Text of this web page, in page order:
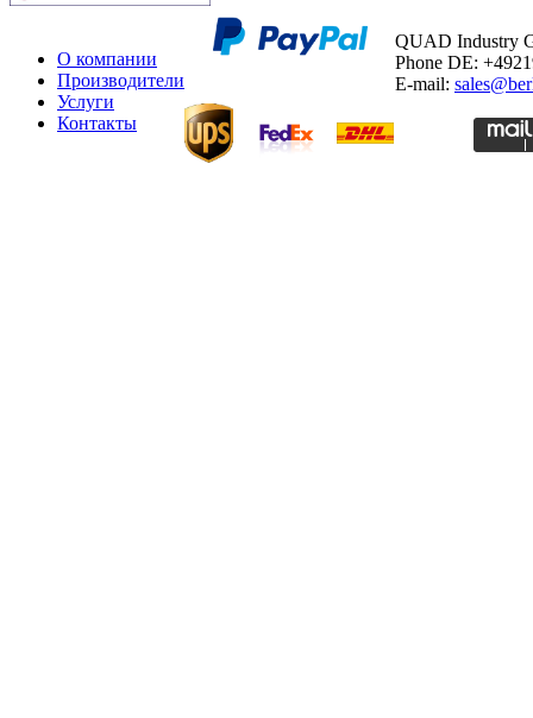
О компании
Производители
Услуги
Контакты
QUAD Industry
Phone DE:
E-mail: